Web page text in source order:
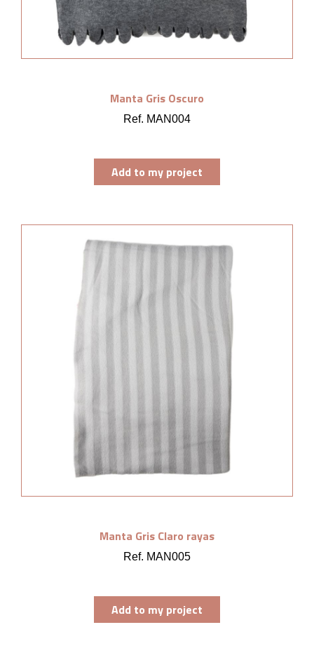
Manta Gris Oscuro
Ref. MAN004
Add to my project
Manta Gris Claro rayas
Ref. MAN005
Add to my project